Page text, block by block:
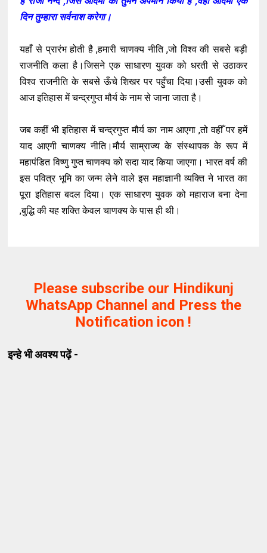
दिन तुम्हारा सर्वनाश करेगा।
यहाँ से प्रारंभ होती है ,हमारी चाणक्य नीति ,जो विश्व की सबसे बड़ी
राजनीति कला है।जिसने एक साधारण युवक को धरती से उठाकर
विश्व राजनीति के सबसे ऊँचे शिखर पर पहुँचा दिया।उसी युवक को
आज इतिहास में चन्द्रगुप्त मौर्य के नाम से जाना जाता है।
जब कहीं भी इतिहास में चन्द्रगुप्त मौर्य का नाम आएगा ,तो वहीँ पर हमें
याद आएगी चाणक्य नीति।मौर्य साम्राज्य के संस्थापक के रूप में
महापंडित विष्णु गुप्त चाणक्य को सदा याद किया जाएगा। भारत वर्ष की
इस पवित्र भूमि का जन्म लेने वाले इस महाज्ञानी व्यक्ति ने भारत का
पूरा इतिहास बदल दिया। एक साधारण युवक को महाराज बना देना
,बुद्धि की यह शक्ति केवल चाणक्य के पास ही थी।
Please subscribe our Hindikunj
WhatsApp Channel and Press the
Notification icon !
इन्हे भी अवश्य पढ़ें -